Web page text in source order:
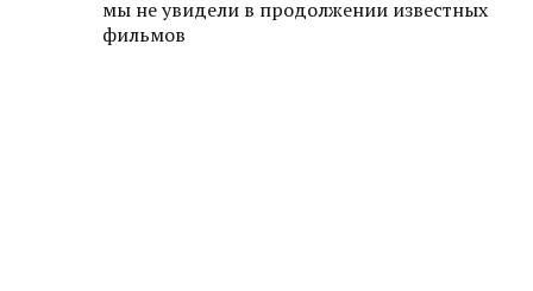
мы не увидели в продолжении известных
фильмов